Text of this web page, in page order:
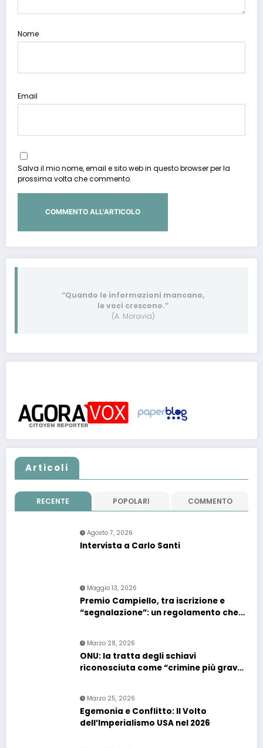
Nome
Email
Salva il mio nome, email e sito web in questo browser per la
prossima volta che commento.
“Quando le informazioni mancano,
le voci crescono.”
(A. Moravia)
Articoli
RECENTE POPOLARI COMMENTO
Agosto 7, 2026
Intervista a Carlo Santi
Maggio 13, 2026
Premio Campiello, tra iscrizione e
“segnalazione”: un regolamento che
Marzo 28, 2026
ONU: la tratta degli schiavi
riconosciuta come “crimine più grave
Marzo 25, 2026
Egemonia e Conflitto: Il Volto
dell’Imperialismo USA nel 2026